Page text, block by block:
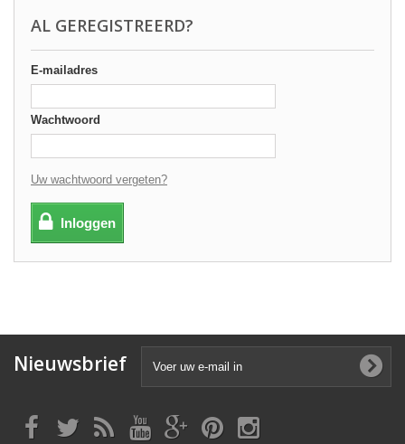
AL GEREGISTREERD?
E-mailadres
Wachtwoord
Uw wachtwoord vergeten?
Inloggen
Nieuwsbrief